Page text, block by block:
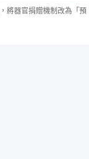
將器官捐贈機制改為「預